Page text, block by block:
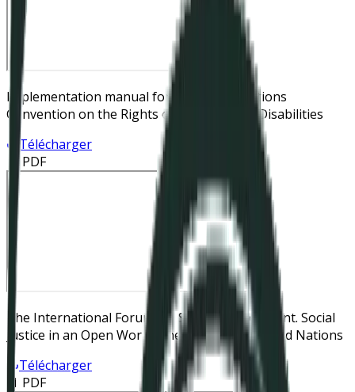
Implementation manual for the United Nations
Convention on the Rights of Persons with Disabilities
Télécharger
📄 PDF
The International Forum for Social Development. Social
Justice in an Open World. The Role of the United Nations
Télécharger
📄 PDF